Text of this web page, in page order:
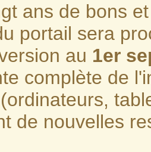
ans de bons
portail sera
au 1er
complète de
de nouvelles